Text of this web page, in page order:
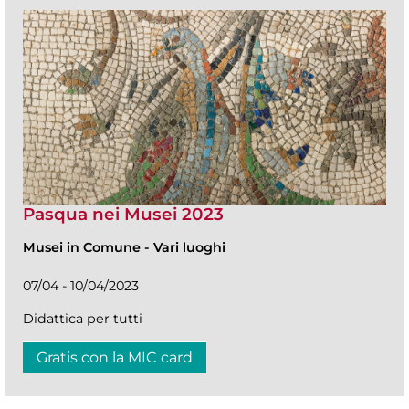
Pasqua nei Musei 2023
Musei in Comune - Vari luoghi
07/04 - 10/04/2023
Didattica per tutti
Gratis con la MIC card